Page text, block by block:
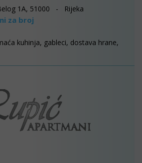
1A, 51000 - Rijeka
za broj
kuhinja, gableci, dostava hrane,